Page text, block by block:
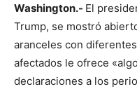
Washington.- El
Trump, se mostró
aranceles con
afectados le ofrece
declaraciones a los